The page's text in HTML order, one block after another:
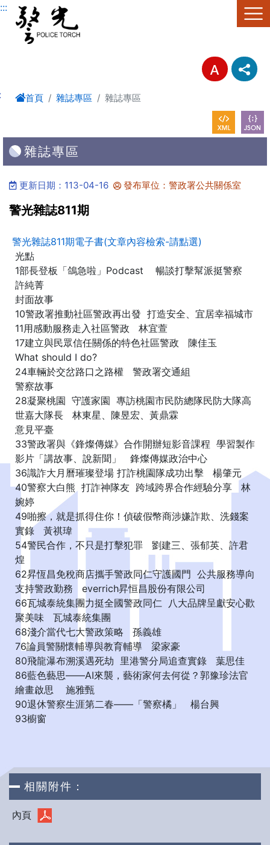
進入內容區塊
:::
首頁 雜誌專區 雜誌專區
雜誌專區
更新日期：113-04-16 發布單位：警政署公共關係室
警光雜誌811期
警光雜誌811期電子書(文章內容檢索-請點選)
光點
1部長登板「鴿急啦」Podcast 暢談打擊幫派挺警察
許純菁
封面故事
10警政署推動社區警政再出發 打造安全、宜居幸福城市
11用感動服務走入社區警政 林宜萱
17建立與民眾信任關係的特色社區警政 陳佳玉
What should I do?
24車輛於交岔路口之路權 警政署交通組
警察故事
28凝聚桃園 守護家園 專訪桃園市民防總隊民防大隊高
世嘉大隊長 林東星、陳昱宏、黃鼎霖
意見平臺
33警政署與《鋒燦傳媒》合作開辦短影音課程 學習製作
影片「講故事、說新聞」 鋒燦傳媒政治中心
36識詐大月曆璀璨登場 打詐桃園隊成功出擊 楊肇元
40警察大白熊 打詐神隊友 跨域跨界合作經驗分享 林
婉婷
49啪擦，就是抓得住你！偵破假幣商涉嫌詐欺、洗錢案
實錄 黃祺瑋
54警民合作，不只是打擊犯罪 劉建三、張郁英、許君
煌
62昇恆昌免稅商店攜手警政同仁守護國門 公共服務導向
支持警政勤務 everrich昇恒昌股份有限公司
66瓦城泰統集團力挺全國警政同仁 八大品牌呈獻安心歡
聚美味 瓦城泰統集團
68淺介當代七大警政策略 孫義雄
76論員警關懷輔導與教育輔導 梁家豪
80飛龍瀑布溯溪遇死劫 里港警分局追查實錄 葉思佳
86藍色藝思——AI來襲，藝術家何去何從？郭豫珍法官
繪畫啟思 施雅甄
90退休警察生涯第二春——「警察橘」 楊台興
93櫥窗
相關附件：
內頁